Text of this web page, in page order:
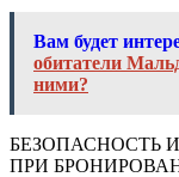
Вам будет
обитатели
ними?
БЕЗОПАСНОСТЬ
ПРИ